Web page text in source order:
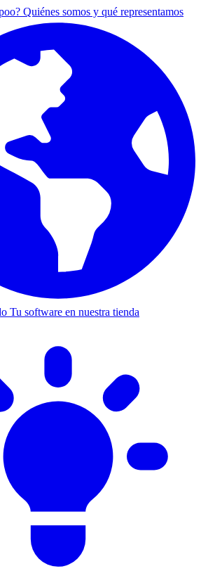
Quiénes somos y qué representamos
Tu software en nuestra tienda